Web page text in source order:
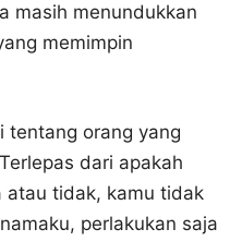
masih menundukkan
memimpin
tentang orang yang
dari apakah
atau tidak, kamu tidak
perlakukan saja